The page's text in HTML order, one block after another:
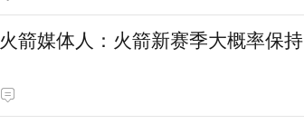
火箭媒体人：火箭新赛季大概率保